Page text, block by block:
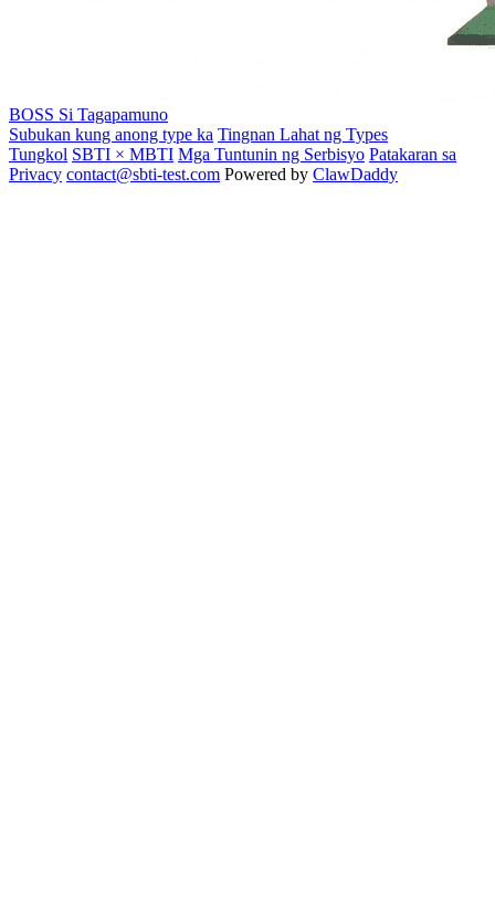
BOSS Si Tagapamuno
Subukan kung anong type ka Tingnan Lahat ng Types
Tungkol SBTI × MBTI Mga Tuntunin ng Serbisyo Patakaran sa
Privacy contact@sbti-test.com Powered by ClawDaddy